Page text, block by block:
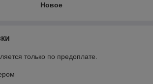
Новое
только по предоплате.